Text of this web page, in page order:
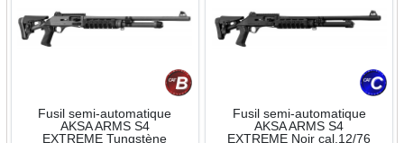
Fusil semi-automatique
AKSA ARMS S4
EXTREME Tungstène
Fusil semi-automatique
AKSA ARMS S4
EXTREME Noir cal.12/76